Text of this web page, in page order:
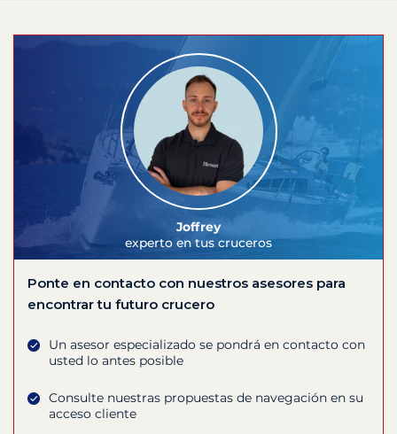
Joffrey
experto en tus cruceros
Ponte en contacto con nuestros asesores para
encontrar tu futuro crucero
Un asesor especializado se pondrá en contacto con
usted lo antes posible
Consulte nuestras propuestas de navegación en su
acceso cliente